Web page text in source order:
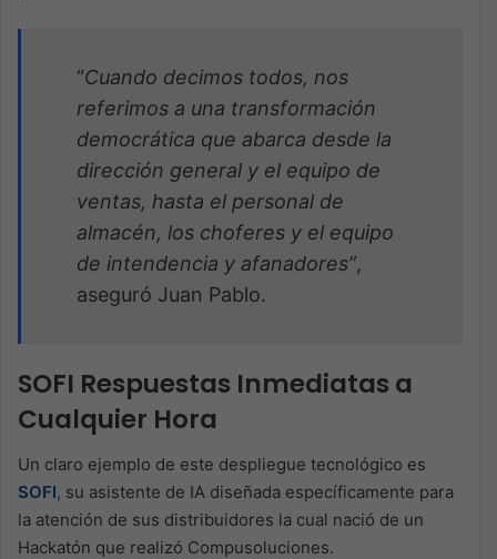
“Cuando decimos todos, nos
referimos a una transformación
democrática que abarca desde la
dirección general y el equipo de
ventas, hasta el personal de
almacén, los choferes y el equipo
de intendencia y afanadores”,
aseguró Juan Pablo.
SOFI Respuestas Inmediatas a
Cualquier Hora
Un claro ejemplo de este despliegue tecnológico es
SOFI, su asistente de IA diseñada específicamente para
la atención de sus distribuidores la cual nació de un
Hackatón que realizó Compusoluciones.